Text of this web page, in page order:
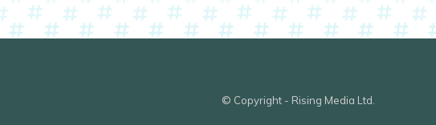
© Copyright - Rising Media Ltd.